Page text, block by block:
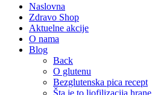
Naslovna
Zdravo Shop
Aktuelne akcije
O nama
Blog
Back
O glutenu
Bezglutenska pica recept
Šta je to liofilizacija hrane